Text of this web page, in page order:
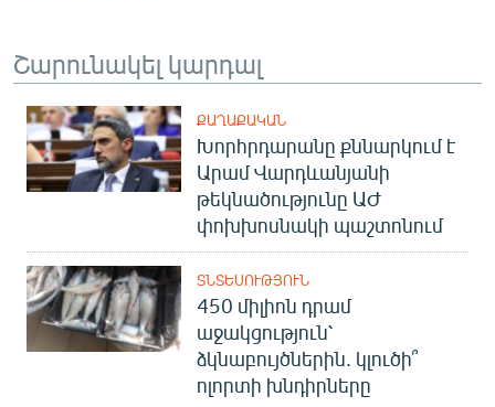
Շարունակել կարդալ
ՔԱՂԱՔԱԿԱՆ
Խորհրդարանը քննարկում է
Արամ Վարդևանյանի
թեկնածությունը ԱԺ
փոխխոսնակի պաշտոնում
ՏՆՏԵՍՈՒԹՅՈՒՆ
450 միլիոն դրամ
աջակցություն՝
ձկնաբույծներին. կլուծի՞
ոլորտի խնդիրները